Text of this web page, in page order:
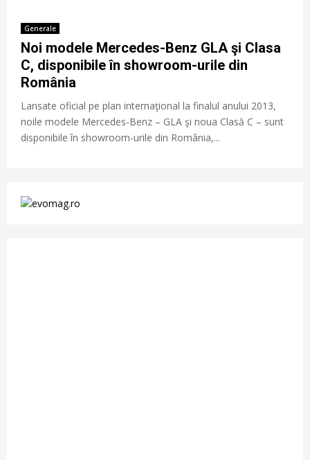
Generale
Noi modele Mercedes-Benz GLA şi Clasa
C, disponibile în showroom-urile din
România
Lansate oficial pe plan internaţional la finalul anului 2013,
noile modele Mercedes-Benz – GLA şi noua Clasă C – sunt
disponibile în showroom-urile din România,...